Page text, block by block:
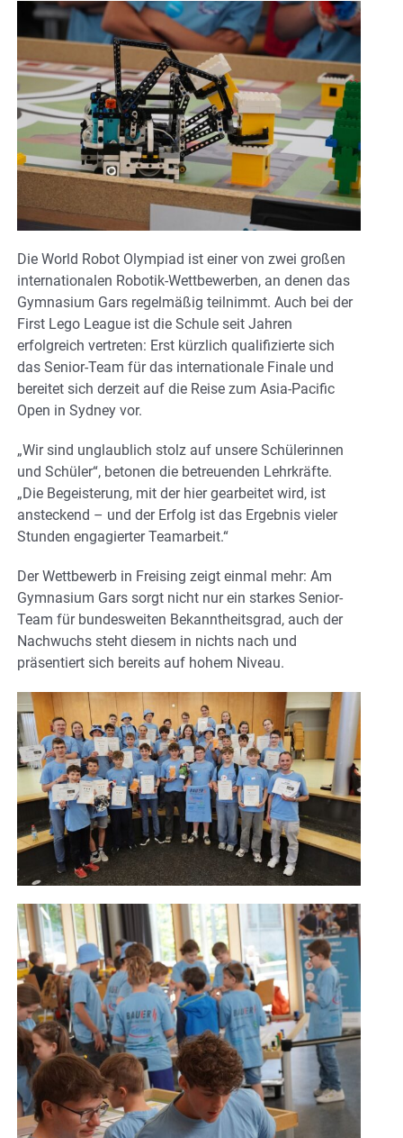
Die World Robot Olympiad ist einer von zwei großen
internationalen Robotik-Wettbewerben, an denen das
Gymnasium Gars regelmäßig teilnimmt. Auch bei der
First Lego League ist die Schule seit Jahren
erfolgreich vertreten: Erst kürzlich qualifizierte sich
das Senior-Team für das internationale Finale und
bereitet sich derzeit auf die Reise zum Asia-Pacific
Open in Sydney vor.
„Wir sind unglaublich stolz auf unsere Schülerinnen
und Schüler“, betonen die betreuenden Lehrkräfte.
„Die Begeisterung, mit der hier gearbeitet wird, ist
ansteckend – und der Erfolg ist das Ergebnis vieler
Stunden engagierter Teamarbeit.“
Der Wettbewerb in Freising zeigt einmal mehr: Am
Gymnasium Gars sorgt nicht nur ein starkes Senior-
Team für bundesweiten Bekanntheitsgrad, auch der
Nachwuchs steht diesem in nichts nach und
präsentiert sich bereits auf hohem Niveau.